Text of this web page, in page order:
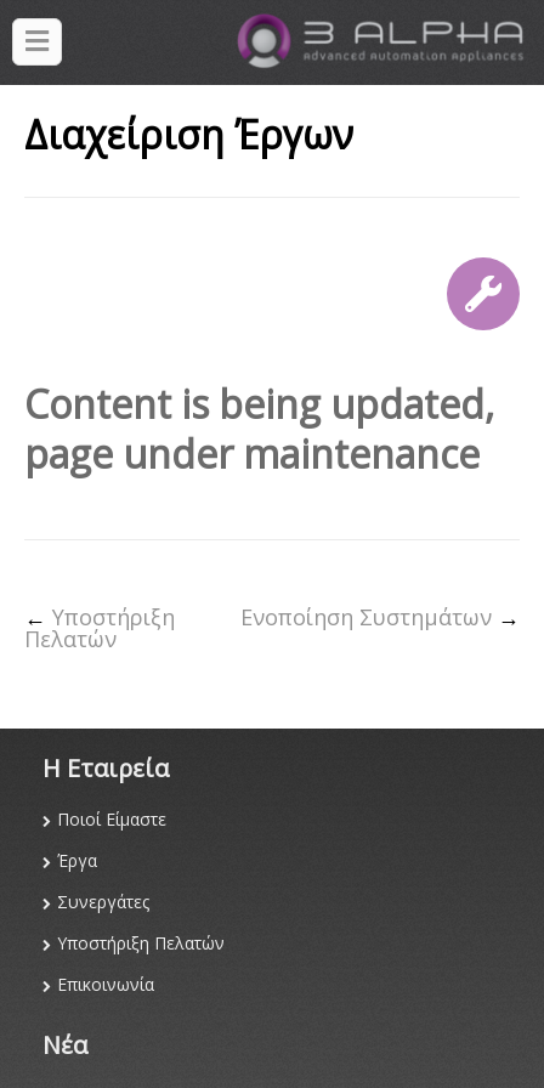
Διαχείριση Έργων
Content is being updated,
page under maintenance
Ενοποίηση Συστημάτων →
← Υποστήριξη
Πελατών
Η Eταιρεία
Ποιοί Είμαστε
Έργα
Συνεργάτες
Υποστήριξη Πελατών
Επικοινωνία
Νέα